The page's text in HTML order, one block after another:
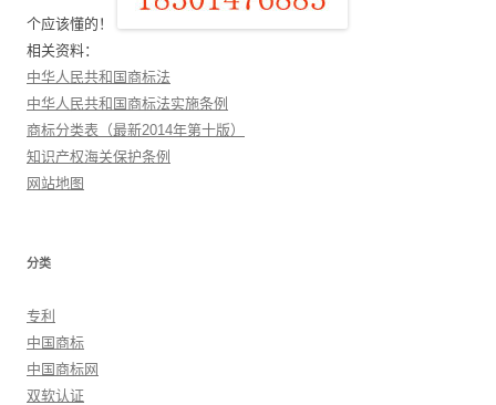
个应该懂的！
相关资料：
中华人民共和国商标法
中华人民共和国商标法实施条例
商标分类表（最新2014年第十版）
知识产权海关保护条例
网站地图
分类
专利
中国商标
中国商标网
双软认证